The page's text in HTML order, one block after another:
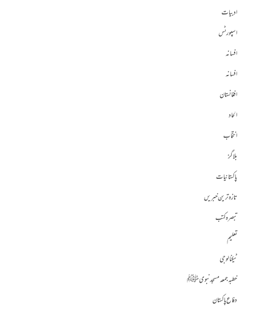
ادبیات
اسپورٹس
افسانہ
افسانہ
افغانستان
الحاد
انتخاب
بلاگز
پاکستانیات
تازہ ترین خبریں
تبصرہ کتب
تعلیم
ٹیکنالوجی
خطبہ جمعہ مسجد نبوی ﷺ
دفاع پاکستان